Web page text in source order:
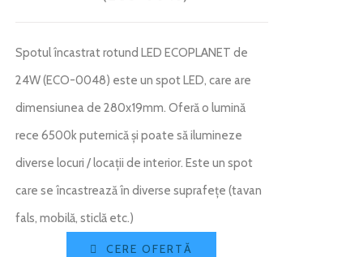
Spotul încastrat rotund LED ECOPLANET de
24W (ECO-0048) este un spot LED, care are
dimensiunea de 280x19mm. Oferă o lumină
rece 6500k puternică și poate să ilumineze
diverse locuri / locații de interior. Este un spot
care se încastrează în diverse suprafețe (tavan
fals, mobilă, sticlă etc.)
CERE OFERTĂ